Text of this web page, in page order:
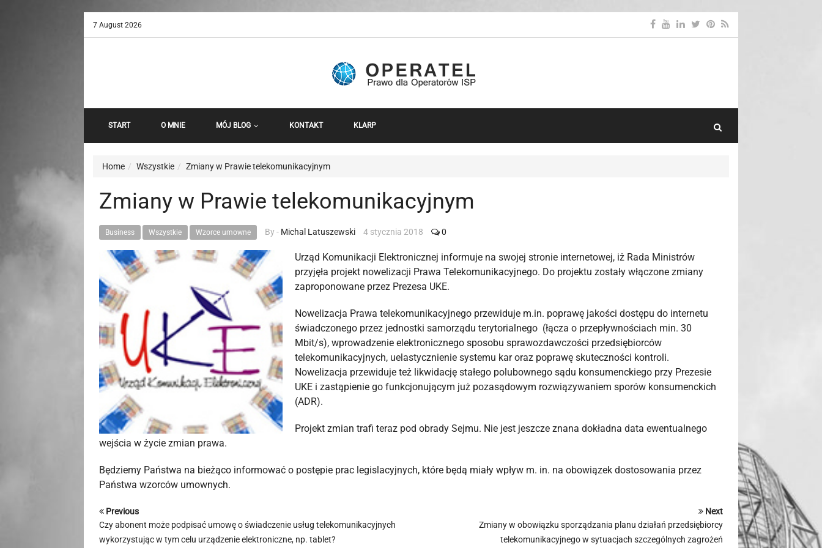
7 August 2026
START O MNIE MÓJ BLOG KONTAKT KLARP
Home Wszystkie Zmiany w Prawie telekomunikacyjnym
Zmiany w Prawie telekomunikacyjnym
Business Wszystkie Wzorce umowne By - Michal Latuszewski 4 stycznia 2018 0
Urząd Komunikacji Elektronicznej informuje na swojej stronie internetowej, iż Rada Ministrów
przyjęła projekt nowelizacji Prawa Telekomunikacyjnego. Do projektu zostały włączone zmiany
zaproponowane przez Prezesa UKE.
Nowelizacja Prawa telekomunikacyjnego przewiduje m.in. poprawę jakości dostępu do internetu
świadczonego przez jednostki samorządu terytorialnego (łącza o przepływnościach min. 30
Mbit/s), wprowadzenie elektronicznego sposobu sprawozdawczości przedsiębiorców
telekomunikacyjnych, uelastycznienie systemu kar oraz poprawę skuteczności kontroli.
Nowelizacja przewiduje też likwidację stałego polubownego sądu konsumenckiego przy Prezesie
UKE i zastąpienie go funkcjonującym już pozasądowym rozwiązywaniem sporów konsumenckich
(ADR).
Projekt zmian trafi teraz pod obrady Sejmu. Nie jest jeszcze znana dokładna data ewentualnego
wejścia w życie zmian prawa.
Będziemy Państwa na bieżąco informować o postępie prac legislacyjnych, które będą miały wpływ m. in. na obowiązek dostosowania przez
Państwa wzorców umownych.
Previous
Czy abonent może podpisać umowę o świadczenie usług telekomunikacyjnych
wykorzystując w tym celu urządzenie elektroniczne, np. tablet?
Next
Zmiany w obowiązku sporządzania planu działań przedsiębiorcy
telekomunikacyjnego w sytuacjach szczególnych zagrożeń